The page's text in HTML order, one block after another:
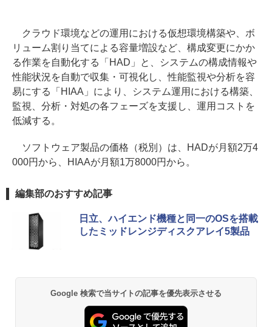
クラウド環境などの運用における仮想環境構築や、ボ
リューム割り当てによる容量増設など、構成変更にかか
る作業を自動化する「HAD」と、システムの構成情報や
性能状況を自動で収集・可視化し、性能監視や分析を容
易にする「HIAA」により、システム運用における構築、
監視、分析・対処の各フェーズを支援し、運用コストを
低減する。
ソフトウェア製品の価格（税別）は、HADが月額2万4
000円から、HIAAが月額1万8000円から。
編集部のおすすめ記事
日立、ハイエンド機種と同一のOSを搭載
したミッドレンジディスクアレイ5製品
Google 検索で当サイトの記事を優先表示させる